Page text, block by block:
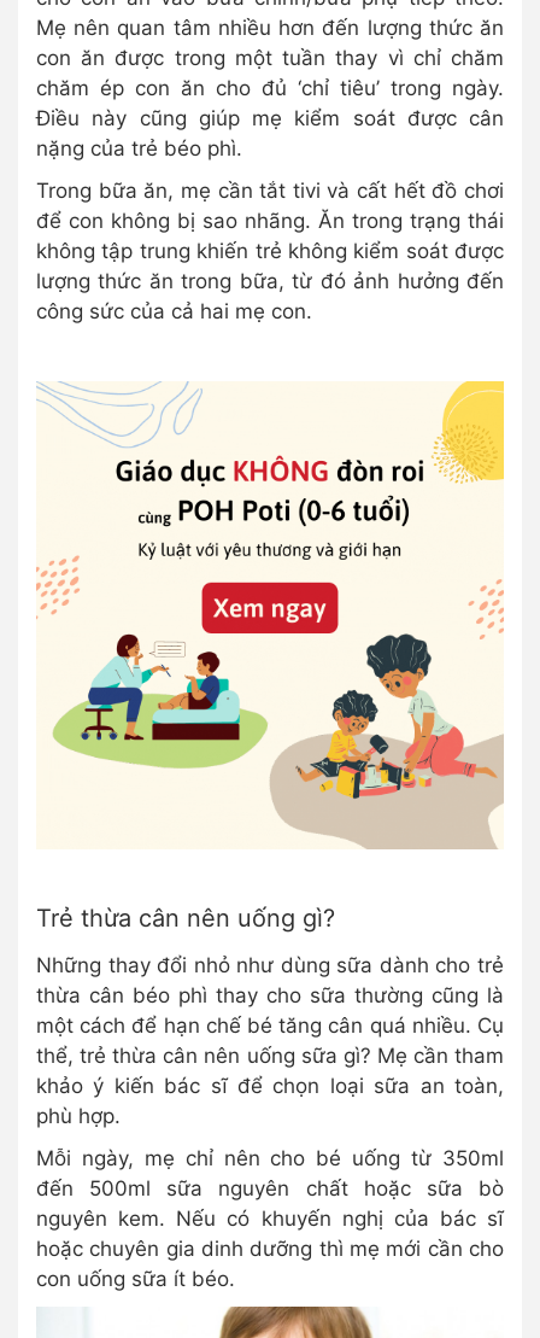
Mẹ nên quan tâm nhiều hơn đến lượng thức ăn
con ăn được trong một tuần thay vì chỉ chăm
chăm ép con ăn cho đủ ‘chỉ tiêu’ trong ngày.
Điều này cũng giúp mẹ kiểm soát được cân
nặng của trẻ béo phì.
Trong bữa ăn, mẹ cần tắt tivi và cất hết đồ chơi
để con không bị sao nhãng. Ăn trong trạng thái
không tập trung khiến trẻ không kiểm soát được
lượng thức ăn trong bữa, từ đó ảnh hưởng đến
công sức của cả hai mẹ con.
Trẻ thừa cân nên uống gì?
Những thay đổi nhỏ như dùng sữa dành cho trẻ
thừa cân béo phì thay cho sữa thường cũng là
một cách để hạn chế bé tăng cân quá nhiều. Cụ
thể, trẻ thừa cân nên uống sữa gì? Mẹ cần tham
khảo ý kiến bác sĩ để chọn loại sữa an toàn,
phù hợp.
Mỗi ngày, mẹ chỉ nên cho bé uống từ 350ml
đến 500ml sữa nguyên chất hoặc sữa bò
nguyên kem. Nếu có khuyến nghị của bác sĩ
hoặc chuyên gia dinh dưỡng thì mẹ mới cần cho
con uống sữa ít béo.